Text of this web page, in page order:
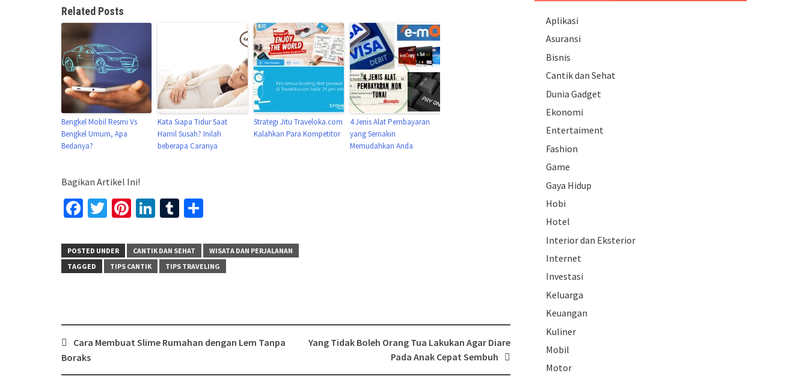
Related Posts
Bengkel Mobil Resmi Vs
Bengkel Umum, Apa
Bedanya?
Kata Siapa Tidur Saat
Hamil Susah? Inilah
beberapa Caranya
Strategi Jitu Traveloka.com
Kalahkan Para Kompetitor
4 Jenis Alat Pembayaran
yang Semakin
Memudahkan Anda
Bagikan Artikel Ini!
Facebook
TwitterPinterest
LinkedIn
Tumblr
POSTED UNDER CANTIK DAN SEHAT
WISATA DAN PERJALANAN
TAGGED
TIPS CANTIK TIPS TRAVELING
Post
navigation
Cara Membuat Slime Rumahan dengan Lem Tanpa
Boraks
Yang Tidak Boleh Orang Tua Lakukan Agar Diare
Pada Anak Cepat Sembuh
Aplikasi
Asuransi
Bisnis
Cantik dan Sehat
Dunia Gadget
Ekonomi
Entertaiment
Fashion
Game
Gaya Hidup
Hobi
Hotel
Interior dan Eksterior
Internet
Investasi
Keluarga
Keuangan
Kuliner
Mobil
Motor